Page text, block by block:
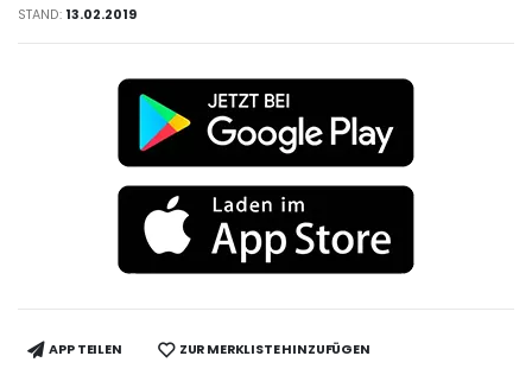
STAND: 13.02.2019
APP TEILEN ZUR MERKLISTE HINZUFÜGEN